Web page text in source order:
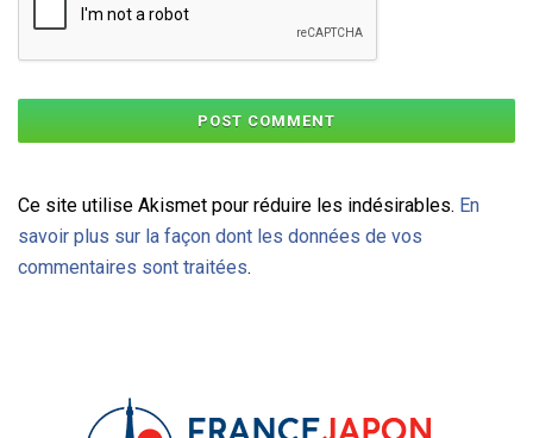
Ce site utilise Akismet pour réduire les indésirables. En
savoir plus sur la façon dont les données de vos
commentaires sont traitées.